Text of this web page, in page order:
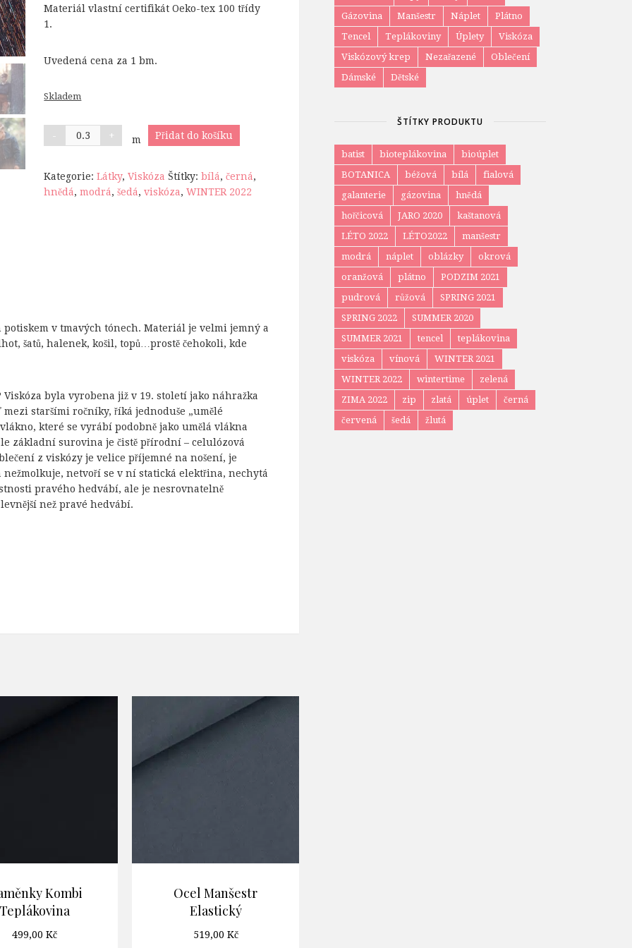
Materiál vlastní certifikát Oeko-tex 100 třídy
1.
Uvedená cena za 1 bm.
Skladem
m Přidat do košíku
Kategorie:Látky,Viskóza Štítky:bílá,černá,
hnědá,modrá,šedá,viskóza,WINTER 2022
v tmavých tónech. Materiál je velmi jemný a
šatů, halenek, košil, topů…prostě čehokoli, kde
byla vyrobena již v 19. století jako náhražka
staršími ročníky, říká jednoduše „umělé
které se vyrábí podobně jako umělá vlákna
základní surovina je čistě přírodní – celulózová
z viskózy je velice příjemné na nošení, je
nežmolkuje, netvoří se v ní statická elektřina, nechytá
pravého hedvábí, ale je nesrovnatelně
než pravé hedvábí.
Kombi
499,00 Kč
Ocel Manšestr
Elastický
519,00 Kč
Gázovina
Manšestr Náplet
Plátno
Tencel
Teplákoviny Úplety
Viskóza
Viskózový krep
Nezařazené
Oblečení
Dámské
Dětské
ŠTÍTKY PRODUKTU
batist bioteplákovina
bioúplet
BOTANICA
béžová bílá
fialová
galanterie
gázovina
hnědá
hořčicová
JARO 2020
kaštanová
LÉTO 2022
LÉTO2022
manšestr
modrá
náplet oblázky
okrová
oranžová
plátno
PODZIM 2021
pudrová
růžová
SPRING 2021
SPRING 2022
SUMMER 2020
SUMMER 2021
tencel
teplákovina
viskóza
vínová
WINTER 2021
WINTER 2022
wintertime
zelená
ZIMA 2022
zip zlatá úplet
černá
červená
šedá žlutá